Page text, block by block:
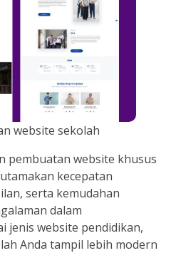
website sekolah
pembuatan website khusus
kecepatan
serta kemudahan
dalam
jenis website pendidikan,
Anda tampil lebih modern